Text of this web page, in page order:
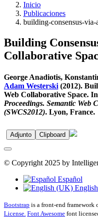
Inicio
Publicaciones
building-consensus-
Building
Collaborative
George Anadiotis,
Adam Westerski (2012).
Web Collaborative Space. In
Proceedings. Semantic Web
(SWCS2012). Lyon, France.
Adjunto Clipboard
© Copyright 2025 by
Español
Bootstrap is a front-end framework
License. Font Awesome font